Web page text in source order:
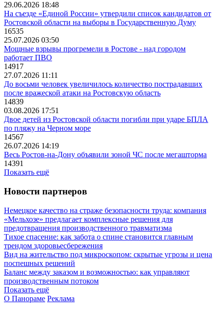
29.06.2026 18:48
На съезде «Единой России» утвердили список кандидатов от
Ростовской области на выборы в Государственную Думу
16535
25.07.2026 03:50
Мощные взрывы прогремели в Ростове - над городом
работает ПВО
14917
27.07.2026 11:11
До восьми человек увеличилось количество пострадавших
после вражеской атаки на Ростовскую область
14839
03.08.2026 17:51
Двое детей из Ростовской области погибли при ударе БПЛА
по пляжу на Черном море
14567
26.07.2026 14:19
Весь Ростов-на-Дону объявили зоной ЧС после мегашторма
14391
Показать ещё
Новости партнеров
Немецкое качество на страже безопасности труда: компания
«Мельхозе» предлагает комплексные решения для
предотвращения производственного травматизма
Тихое спасение: как забота о спине становится главным
трендом здоровьесбережения
Вид на жительство под микроскопом: скрытые угрозы и цена
поспешных решений
Баланс между заказом и возможностью: как управляют
производственным потоком
Показать ещё
О Панораме Реклама